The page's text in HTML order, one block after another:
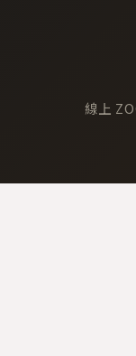
線上